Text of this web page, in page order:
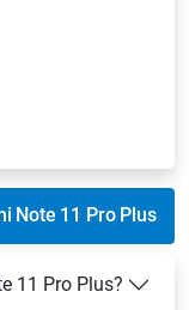
Note 11 Pro Plus
11 Pro Plus?